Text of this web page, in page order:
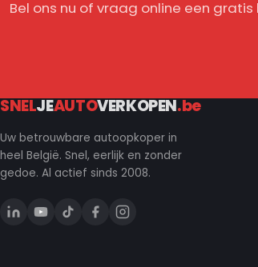
Bel ons nu of vraag online een
SNELJEAUTOVERKOPEN.be
Uw betrouwbare autoopkoper in
heel België. Snel, eerlijk en zonder
gedoe. Al actief sinds 2008.